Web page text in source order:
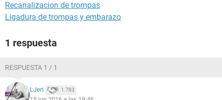
Recanalizacion de trompas
Ligadura de trompas y embarazo
1 respuesta
RESPUESTA 1 / 1
LJeri 1.783